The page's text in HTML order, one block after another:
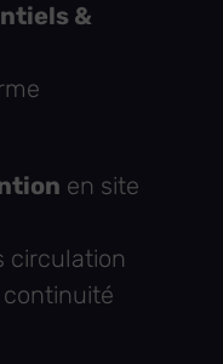
&
en site
circulation